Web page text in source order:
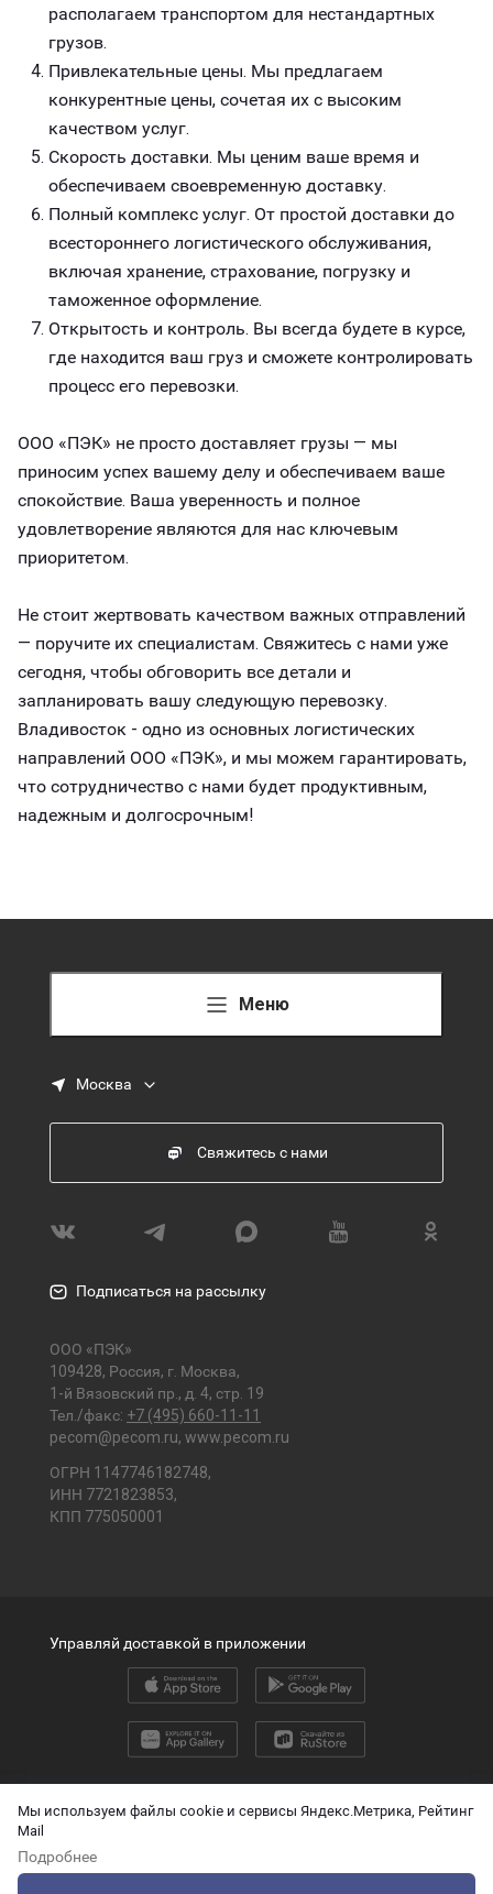
Мы используем файлы cookie и сервисы Яндекс.Метрика, Рейтинг
Mail
Подробнее
располагаем транспортом для нестандартных
грузов.
Привлекательные цены. Мы предлагаем
конкурентные цены, сочетая их с высоким
качеством услуг.
Скорость доставки. Мы ценим ваше время и
обеспечиваем своевременную доставку.
Полный комплекс услуг. От простой доставки до
всестороннего логистического обслуживания,
включая хранение, страхование, погрузку и
таможенное оформление.
Открытость и контроль. Вы всегда будете в курсе,
где находится ваш груз и сможете контролировать
процесс его перевозки.
ООО «ПЭК» не просто доставляет грузы — мы
приносим успех вашему делу и обеспечиваем ваше
спокойствие. Ваша уверенность и полное
удовлетворение являются для нас ключевым
приоритетом.
Не стоит жертвовать качеством важных отправлений
— поручите их специалистам. Свяжитесь с нами уже
сегодня, чтобы обговорить все детали и
запланировать вашу следующую перевозку.
Владивосток - одно из основных логистических
направлений ООО «ПЭК», и мы можем гарантировать,
что сотрудничество с нами будет продуктивным,
надежным и долгосрочным!
Меню
Москва
Свяжитесь с нами
Подписаться на рассылку
ООО «ПЭК»
109428, Россия, г. Москва,
1-й Вязовский пр., д. 4, стр. 19
Тел./факс: +7 (495) 660-11-11
pecom@pecom.ru, www.pecom.ru
ОГРН 1147746182748,
ИНН 7721823853,
КПП 775050001
2026 © ООО «ПЭК»
О защите персональных данных
Управляй доставкой в приложении